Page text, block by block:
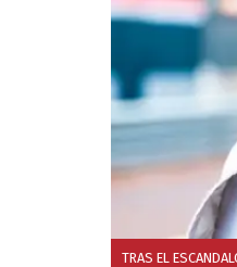
TRAS EL